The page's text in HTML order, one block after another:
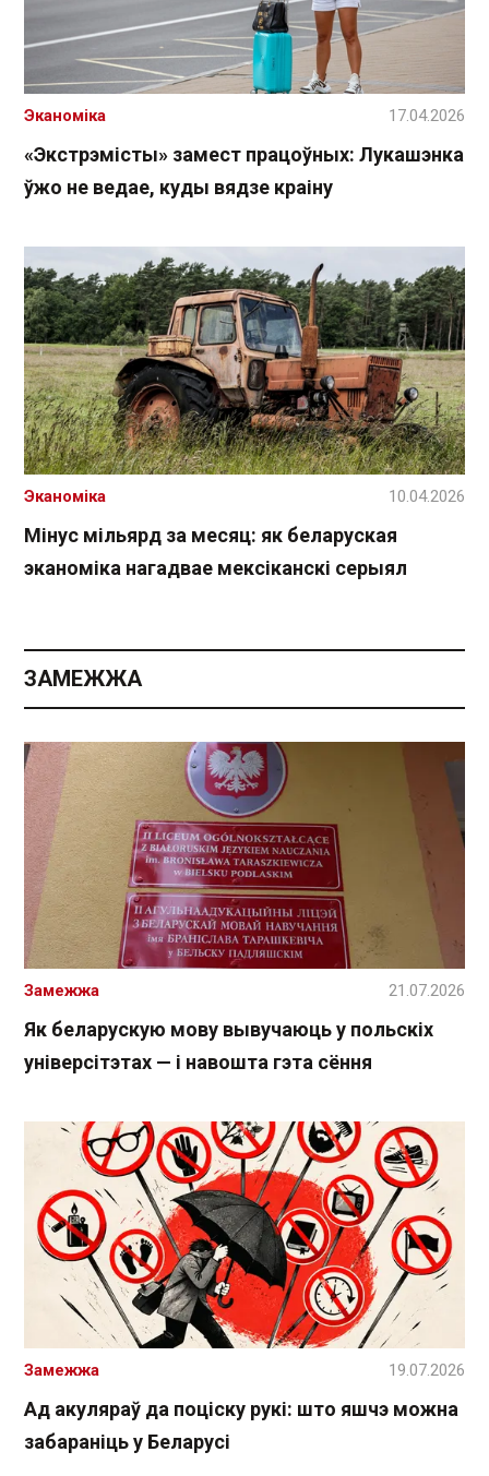
«Экстрэмісты» замест працоўных: Лукашэнка
ўжо не ведае, куды вядзе краіну
Эканоміка 17.04.2026
Мінус мільярд за месяц: як беларуская
эканоміка нагадвае мексіканскі серыял
Эканоміка 10.04.2026
ЗАМЕЖЖА
Як беларускую мову вывучаюць у польскіх
універсітэтах — і навошта гэта сёння
Замежжа 21.07.2026
Ад акуляраў да поціску рукі: што яшчэ можна
забараніць у Беларусі
Замежжа 19.07.2026